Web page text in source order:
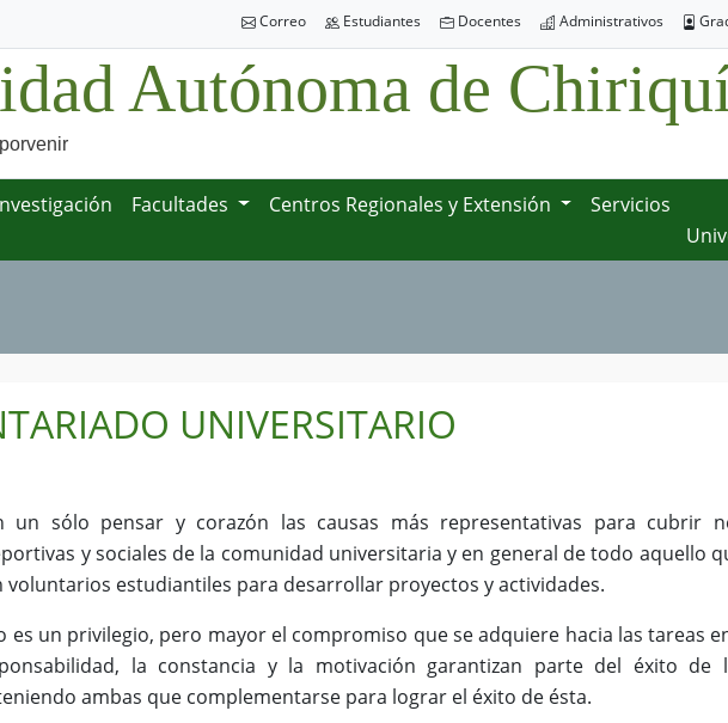
Correo Estudiantes Docentes Administrativos
Autónoma de
Facultades Centros Regionales y Extensión Servicios
UNIVERSITARIO
un sólo pensar y corazón las causas más representativas para cubrir
y sociales de la comunidad universitaria y en general de todo aquello
voluntarios estudiantiles para desarrollar proyectos y actividades.
es un privilegio, pero mayor el compromiso que se adquiere hacia las tareas
la constancia y la motivación garantizan parte del éxito de
ambas que complementarse para lograr el éxito de ésta.